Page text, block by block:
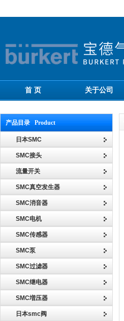
首 页 关于公司
产品目录 Product
日本SMC
SMC接头
流量开关
SMC真空发生器
SMC消音器
SMC电机
SMC传感器
SMC泵
SMC过滤器
SMC继电器
SMC増压器
日本smc阀